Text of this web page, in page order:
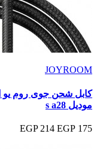
JOYROOM
موديل s a28
175 EGP
214 EGP